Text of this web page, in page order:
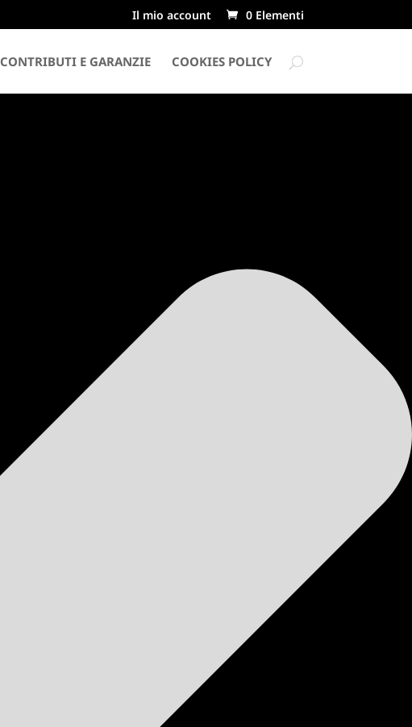
Il mio account 0 Elementi
CONTRIBUTI E GARANZIE COOKIES POLICY